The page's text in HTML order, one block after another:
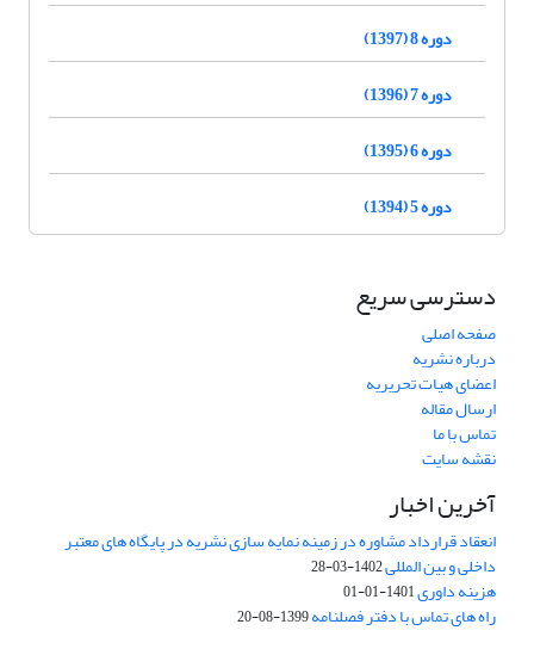
دوره 8 (1397)
دوره 7 (1396)
دوره 6 (1395)
دوره 5 (1394)
دسترسی سریع
صفحه اصلی
درباره نشریه
اعضای هیات تحریریه
ارسال مقاله
تماس با ما
نقشه سایت
آخرین اخبار
انعقاد قرارداد مشاوره در زمینه نمایه سازی نشریه در پایگاه های معتبر
داخلی و بین المللی1402-03-28
هزینه داوری1401-01-01
راه های تماس با دفتر فصلنامه1399-08-20